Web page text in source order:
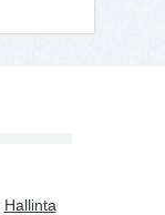
Hallinta